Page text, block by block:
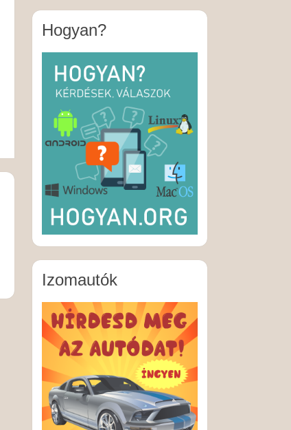
Hogyan?
Izomautók